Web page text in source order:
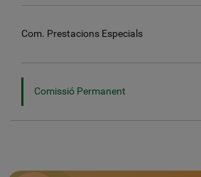
Com. Prestacions Especials
Comissió Permanent